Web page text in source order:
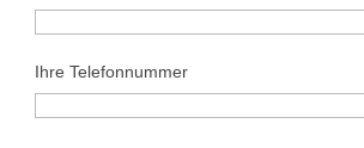
Ihre Telefonnummer